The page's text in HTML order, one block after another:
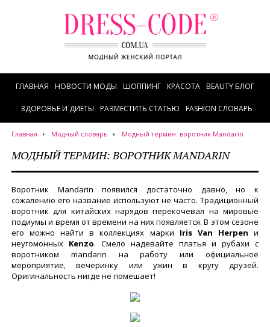
ГЛАВНАЯ НОВОСТИ МОДЫ ШОППИНГ КРАСОТА BEAUTY БЛОГ
ЗДОРОВЬЕ И ДИЕТЫ РАЗМЕСТИТЬ СТАТЬЮ FASHION СЛОВАРЬ
Главная Модный словарь Модный термин: воротник Mandarin
МОДНЫЙ ТЕРМИН: ВОРОТНИК MANDARIN
Воротник Mandarin появился достаточно давно, но к
сожалению его название используют не часто. Традиционный
воротник для китайских нарядов перекочевал на мировые
подиумы и время от времени на них появляется. В этом сезоне
его можно найти в коллекциях марки Iris Van Herpen и
неугомонных Kenzo. Смело надевайте платья и рубахи с
воротником mandarin на работу или официальное
мероприятие, вечеринку или ужин в кругу друзей.
Оригинальность нигде не помешает!